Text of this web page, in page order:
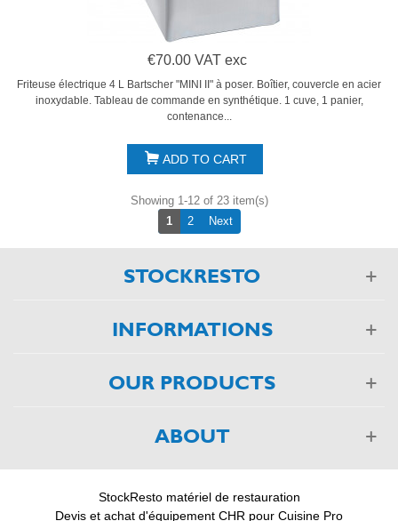
€70.00 VAT exc
Friteuse électrique 4 L Bartscher "MINI II" à poser. Boîtier, couvercle en acier
inoxydable. Tableau de commande en synthétique. 1 cuve, 1 panier,
contenance...
ADD TO CART
Showing 1-12 of 23 item(s)
1
2 NextNext
STOCKRESTO
INFORMATIONS
OUR PRODUCTS
ABOUT
StockResto matériel de restauration
Devis et achat d'équipement CHR pour Cuisine Pro